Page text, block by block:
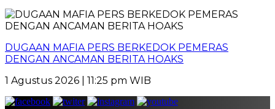
DUGAAN MAFIA PERS BERKEDOK PEMERAS
DENGAN ANCAMAN BERITA HOAKS
1 Agustus 2026 | 11:25 pm WIB